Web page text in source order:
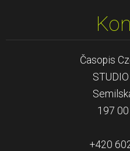
Časopis
197 00
+420